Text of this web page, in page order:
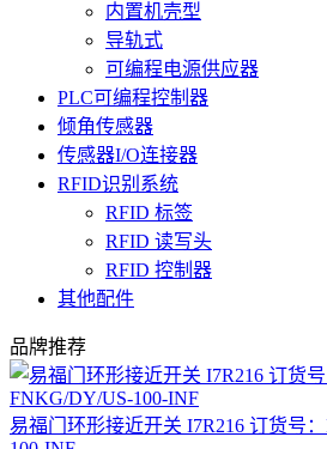
内置机壳型
导轨式
可编程电源供应器
PLC可编程控制器
倾角传感器
传感器I/O连接器
RFID识别系统
RFID 标签
RFID 读写头
RFID 控制器
其他配件
品牌推荐
易福门环形接近开关 I7R216 订货号